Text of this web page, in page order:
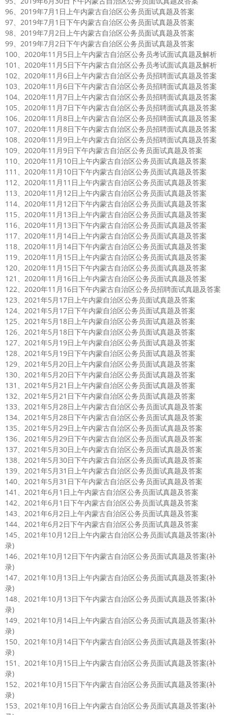
96、2019年7月1日上午内蒙古自治区公务员面试真题及答案
97、2019年7月1日下午内蒙古自治区公务员面试真题及答案
98、2019年7月2日上午内蒙古自治区公务员面试真题及答案
99、2019年7月2日下午内蒙古自治区公务员面试真题及答案
100、2020年11月5日上午内蒙古自治区公务员考试面试真题及解析
101、2020年11月5日下午内蒙古自治区公务员考试面试真题及解析
102、2020年11月6日上午内蒙古自治区公务员招聘面试真题及答案
103、2020年11月6日下午内蒙古自治区公务员招聘面试真题及答案
104、2020年11月7日上午内蒙古自治区公务员招聘面试真题及答案
105、2020年11月7日下午内蒙古自治区公务员招聘面试真题及答案
106、2020年11月8日上午内蒙古自治区公务员招聘面试真题及答案
107、2020年11月8日下午内蒙古自治区公务员招聘面试真题及答案
108、2020年11月9日上午内蒙古自治区公务员招聘面试真题及答案
109、2020年11月9日下午内蒙古自治区公务员面试真题及答案
110、2020年11月10日上午内蒙古自治区公务员面试真题及答案
111、2020年11月10日下午内蒙古自治区公务员面试真题及答案
112、2020年11月11日上午内蒙古自治区公务员面试真题及答案
113、2020年11月12日上午内蒙古自治区公务员面试真题及答案
114、2020年11月12日下午内蒙古自治区公务员面试真题及答案
115、2020年11月13日上午内蒙古自治区公务员面试真题及答案
116、2020年11月13日下午内蒙古自治区公务员面试真题及答案
117、2020年11月14日上午内蒙古自治区公务员面试真题及答案
118、2020年11月14日下午内蒙古自治区公务员面试真题及答案
119、2020年11月15日上午内蒙古自治区公务员面试真题及答案
120、2020年11月15日下午内蒙古自治区公务员面试真题及答案
121、2020年11月16日上午内蒙古自治区公务员面试真题及答案
122、2020年11月16日下午内蒙古自治区公务员招聘面试真题及答案
123、2021年5月17日上午内蒙自治区公务员面试真题及答案
124、2021年5月17日下午内蒙自治区公务员面试真题及答案
125、2021年5月18日上午内蒙自治区公务员面试真题及答案
126、2021年5月18日下午内蒙自治区公务员面试真题及答案
127、2021年5月19日上午内蒙自治区公务员面试真题及答案
128、2021年5月19日下午内蒙自治区公务员面试真题及答案
129、2021年5月20日上午内蒙自治区公务员面试真题及答案
130、2021年5月20日下午内蒙自治区公务员面试真题及答案
131、2021年5月21日上午内蒙自治区公务员面试真题及答案
132、2021年5月21日下午内蒙自治区公务员面试真题及答案
133、2021年5月28日上午内蒙古自治区公务员面试真题及答案
134、2021年5月28日下午内蒙古自治区公务员面试真题及答案
135、2021年5月29日上午内蒙古自治区公务员面试真题及答案
136、2021年5月29日下午内蒙古自治区公务员面试真题及答案
137、2021年5月30日上午内蒙古自治区公务员面试真题及答案
138、2021年5月30日下午内蒙古自治区公务员面试真题及答案
139、2021年5月31日上午内蒙古自治区公务员面试真题及答案
140、2021年5月31日下午内蒙古自治区公务员面试真题及答案
141、2021年6月1日上午内蒙古自治区公务员面试真题及答案
142、2021年6月1日下午内蒙古自治区公务员面试真题及答案
143、2021年6月2日上午内蒙古自治区公务员面试真题及答案
144、2021年6月2日下午内蒙古自治区公务员面试真题及答案
145、2021年10月12日上午内蒙古自治区公务员面试真题及答案(补
录)
146、2021年10月12日下午内蒙古自治区公务员面试真题及答案(补
录)
147、2021年10月13日上午内蒙古自治区公务员面试真题及答案(补
录)
148、2021年10月13日下午内蒙古自治区公务员面试真题及答案(补
录)
149、2021年10月14日上午内蒙古自治区公务员面试真题及答案(补
录)
150、2021年10月14日下午内蒙古自治区公务员面试真题及答案(补
录)
151、2021年10月15日上午内蒙古自治区公务员面试真题及答案(补
录)
152、2021年10月15日下午内蒙古自治区公务员面试真题及答案(补
录)
153、2021年10月16日上午内蒙古自治区公务员面试真题及答案(补